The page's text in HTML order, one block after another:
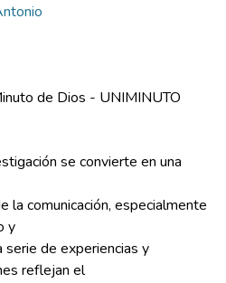
de Dios - UNIMINUTO
se convierte en una
la comunicación, especialmente
y
de experiencias y
reflejan el